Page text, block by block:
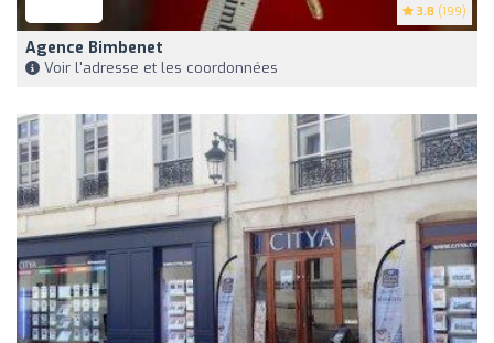
3.8 (199)
Agence Bimbenet
Voir l'adresse et les coordonnées